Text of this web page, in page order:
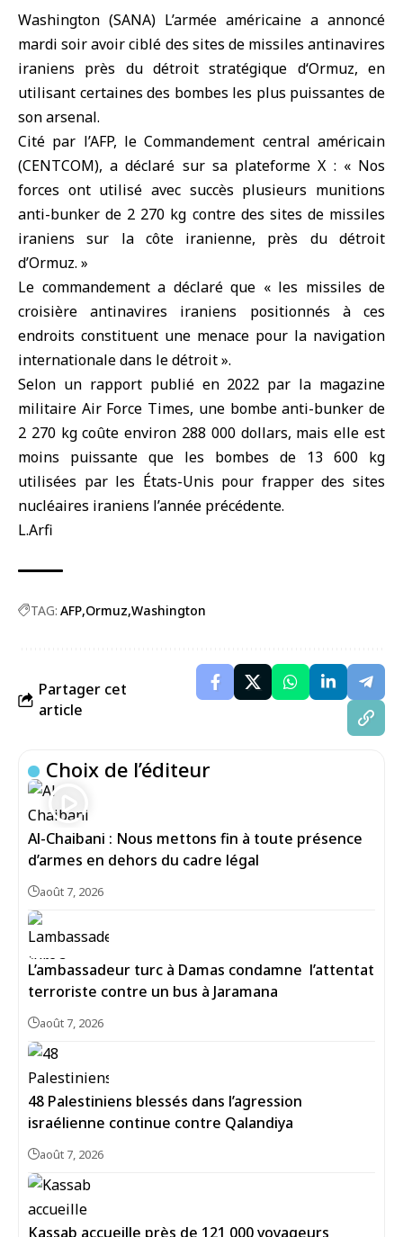
Washington (SANA) L’armée américaine a annoncé
mardi soir avoir ciblé des sites de missiles antinavires
iraniens près du détroit stratégique d‘Ormuz, en
utilisant certaines des bombes les plus puissantes de
son arsenal.
Cité par l’AFP, le Commandement central américain
(CENTCOM), a déclaré sur sa plateforme X : « Nos
forces ont utilisé avec succès plusieurs munitions
anti-bunker de 2 270 kg contre des sites de missiles
iraniens sur la côte iranienne, près du détroit
d’Ormuz. »
Le commandement a déclaré que « les missiles de
croisière antinavires iraniens positionnés à ces
endroits constituent une menace pour la navigation
internationale dans le détroit ».
Selon un rapport publié en 2022 par la magazine
militaire Air Force Times, une bombe anti-bunker de
2 270 kg coûte environ 288 000 dollars, mais elle est
moins puissante que les bombes de 13 600 kg
utilisées par les États-Unis pour frapper des sites
nucléaires iraniens l’année précédente.
L.Arfi
TAG: AFP Ormuz Washington
Partager cet
article
Choix de l’éditeur
Al-Chaibani : Nous mettons fin à toute présence
d’armes en dehors du cadre légal
août 7, 2026
L’ambassadeur turc à Damas condamne l’attentat
terroriste contre un bus à Jaramana
août 7, 2026
48 Palestiniens blessés dans l’agression
israélienne continue contre Qalandiya
août 7, 2026
Kassab accueille près de 121 000 voyageurs